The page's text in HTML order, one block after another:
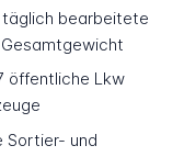
täglich bearbeitete
Gesamtgewicht
öffentliche Lkw
Sortier- und